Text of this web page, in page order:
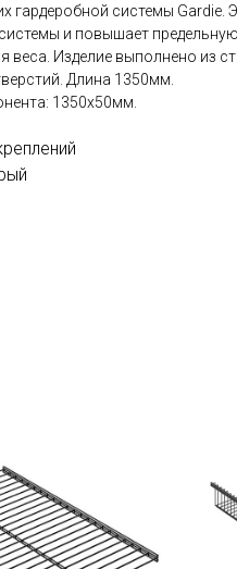
гардеробной системы Gardie.
и повышает предельную
веса. Изделие выполнено из
Длина 1350мм.
1350х50мм.